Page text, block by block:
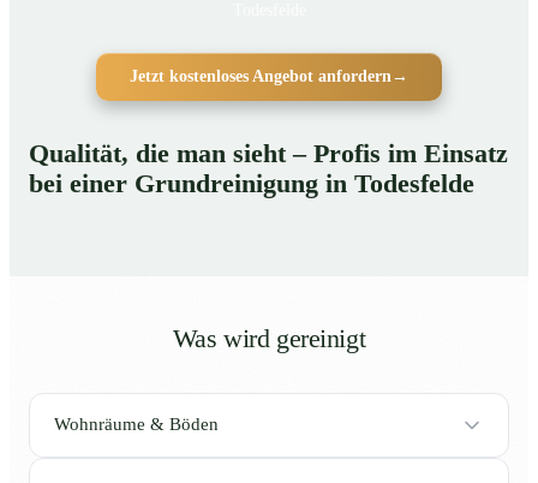
Jetzt kostenloses Angebot anfordern →
Qualität, die man sieht – Profis im Einsatz
bei einer Grundreinigung in Todesfelde
Was wird gereinigt
Wohnräume & Böden